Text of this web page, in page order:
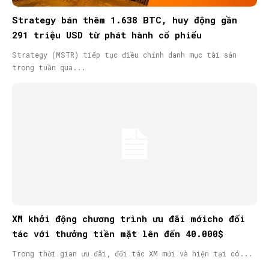
Strategy bán thêm 1.638 BTC, huy động gần
291 triệu USD từ phát hành cổ phiếu
Strategy (MSTR) tiếp tục điều chỉnh danh mục tài sản
trong tuần qua...
XM khởi động chương trình ưu đãi mớicho đối
tác với thưởng tiền mặt lên đến 40.000$
Trong thời gian ưu đãi, đối tác XM mới và hiện tại có...